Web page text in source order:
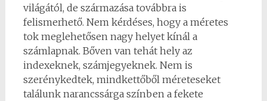
világától, de származása továbbra is
felismerhető. Nem kérdéses, hogy a méretes
tok meglehetősen nagy helyet kínál a
számlapnak. Bőven van tehát hely az
indexeknek, számjegyeknek. Nem is
szerénykedtek, mindkettőből méreteseket
találunk narancssárga színben a fekete